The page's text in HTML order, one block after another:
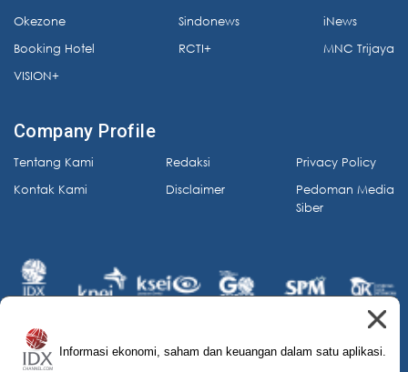
Okezone
Booking Hotel
VISION+
Sindonews
RCTI+
iNews
MNC Trijaya
Company Profile
Tentang Kami
Kontak Kami
Redaksi
Disclaimer
Privacy Policy
Pedoman Media
Siber
© 2026 IDX Channel. All Rights Reserved.
Informasi ekonomi, saham dan keuangan dalam satu aplikasi.